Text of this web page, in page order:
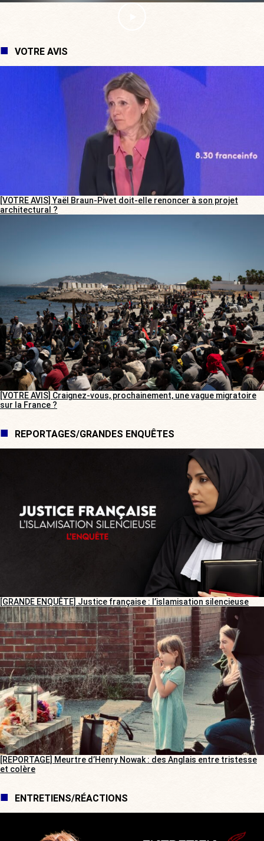
VOTRE AVIS
[VOTRE AVIS] Yaël Braun-Pivet doit-elle renoncer à son projet
architectural ?
[VOTRE AVIS] Craignez-vous, prochainement, une vague migratoire
sur la France ?
REPORTAGES/GRANDES ENQUÊTES
[GRANDE ENQUÊTE] Justice française : l’islamisation silencieuse
[REPORTAGE] Meurtre d’Henry Nowak : des Anglais entre tristesse
et colère
ENTRETIENS/RÉACTIONS